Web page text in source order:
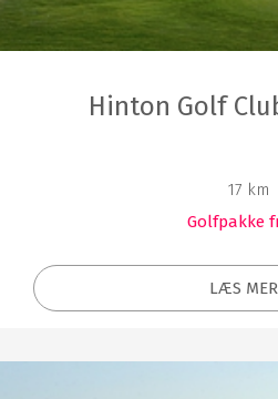
Hinton Golf
17 km
Golfpakke
LÆS